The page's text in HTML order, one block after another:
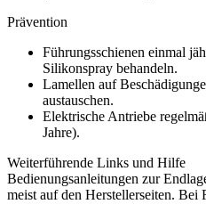
Prävention
Führungsschienen einmal
Silikonspray behandeln.
Lamellen auf
austauschen.
Elektrische Antriebe
Jahre).
Weiterführende Links und Hilfe
Bedienungsanleitungen zur
meist auf den Herstellerseiten. Bei